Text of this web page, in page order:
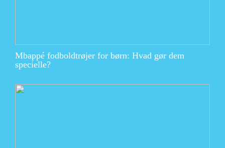
Mbappé fodboldtrøjer for børn: Hvad gør dem
specielle?